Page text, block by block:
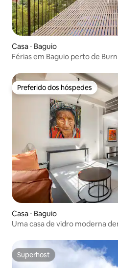
Casa ⋅ Baguio
Férias em Baguio perto de
Preferido dos hóspedes
Preferido dos hóspedes
Casa ⋅ Baguio
Uma casa de vidro moderna
Superhost
Superhost